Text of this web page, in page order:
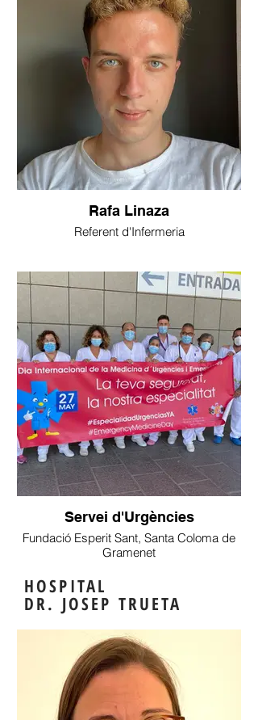
Rafa Linaza
Referent d'Infermeria
Servei d'Urgències
Fundació Esperit Sant, Santa Coloma de
Gramenet
HOSPITAL
DR. JOSEP TRUETA